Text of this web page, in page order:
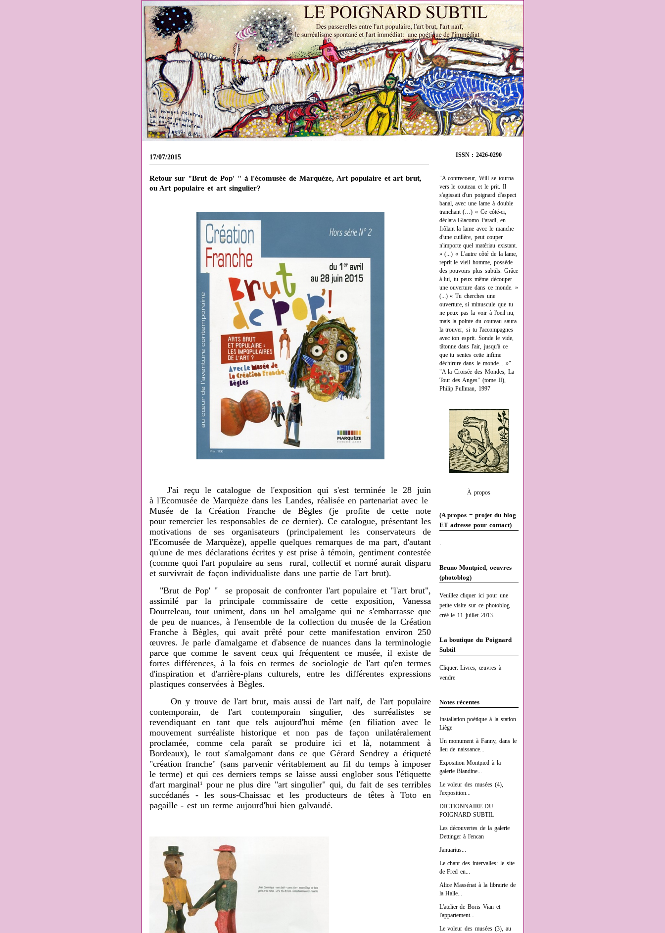
ISSN : 2426-0290
"A contrecoeur, Will se tourna
vers le couteau et le prit. Il
s'agissait d'un poignard d'aspect
banal, avec une lame à double
tranchant (…) « Ce côté-ci,
déclara Giacomo Paradi, en
frôlant la lame avec le manche
d'une cuillère, peut couper
n'importe quel matériau existant.
» (...) « L'autre côté de la lame,
reprit le vieil homme, possède
des pouvoirs plus subtils. Grâce
à lui, tu peux même découper
une ouverture dans ce monde. »
(...) « Tu cherches une
ouverture, si minuscule que tu
ne peux pas la voir à l'oeil nu,
mais la pointe du couteau saura
la trouver, si tu l'accompagnes
avec ton esprit. Sonde le vide,
tâtonne dans l'air, jusqu'à ce
que tu sentes cette infime
déchirure dans le monde... »"
"A la Croisée des Mondes, La
Tour des Anges" (tome II),
Philip Pullman, 1997
À propos
(A propos = projet du blog
ET adresse pour contact)
.
Bruno Montpied, oeuvres
(photoblog)
Veuillez cliquer ici pour une
petite visite sur ce photoblog
créé le 11 juillet 2013.
La boutique du Poignard
Subtil
Cliquer: Livres, œuvres à
vendre
Notes récentes
Installation poétique à la station
Liège
Un monument à Fanny, dans le
lieu de naissance...
Exposition Montpied à la
galerie Blandine...
Le voleur des musées (4),
l'exposition...
DICTIONNAIRE DU
POIGNARD SUBTIL
Les découvertes de la galerie
Dettinger à l'encan
Januarius...
Le chant des intervalles: le site
de Fred en...
Alice Massénat à la librairie de
la Halle...
L'atelier de Boris Vian et
l'appartement...
Le voleur des musées (3), au
17/07/2015
Retour sur "Brut de Pop' " à l'écomusée de Marquèze, Art populaire et art brut,
ou Art populaire et art singulier?
J'ai reçu le catalogue de l'exposition qui s'est terminée le 28 juin
à l'Ecomusée de Marquèze dans les Landes, réalisée en partenariat avec le
Musée de la Création Franche de Bègles (je profite de cette note
pour remercier les responsables de ce dernier). Ce catalogue, présentant les
motivations de ses organisateurs (principalement les conservateurs de
l'Ecomusée de Marquèze), appelle quelques remarques de ma part, d'autant
qu'une de mes déclarations écrites y est prise à témoin, gentiment contestée
(comme quoi l'art populaire au sens rural, collectif et normé aurait disparu
et survivrait de façon individualiste dans une partie de l'art brut).
"Brut de Pop' " se proposait de confronter l'art populaire et "l'art brut",
assimilé par la principale commissaire de cette exposition, Vanessa
Doutreleau, tout uniment, dans un bel amalgame qui ne s'embarrasse que
de peu de nuances, à l'ensemble de la collection du musée de la Création
Franche à Bègles, qui avait prêté pour cette manifestation environ 250
œuvres. Je parle d'amalgame et d'absence de nuances dans la terminologie
parce que comme le savent ceux qui fréquentent ce musée, il existe de
fortes différences, à la fois en termes de sociologie de l'art qu'en termes
d'inspiration et d'arrière-plans culturels, entre les différentes expressions
plastiques conservées à Bègles.
On y trouve de l'art brut, mais aussi de l'art naïf, de l'art populaire
contemporain, de l'art contemporain singulier, des surréalistes se
revendiquant en tant que tels aujourd'hui même (en filiation avec le
mouvement surréaliste historique et non pas de façon unilatéralement
proclamée, comme cela paraît se produire ici et là, notamment à
Bordeaux), le tout s'amalgamant dans ce que Gérard Sendrey a étiqueté
"création franche" (sans parvenir véritablement au fil du temps à imposer
le terme) et qui ces derniers temps se laisse aussi englober sous l'étiquette
d'art marginal¹ pour ne plus dire "art singulier" qui, du fait de ses terribles
succédanés - les sous-Chaissac et les producteurs de têtes à Toto en
pagaille - est un terme aujourd'hui bien galvaudé.